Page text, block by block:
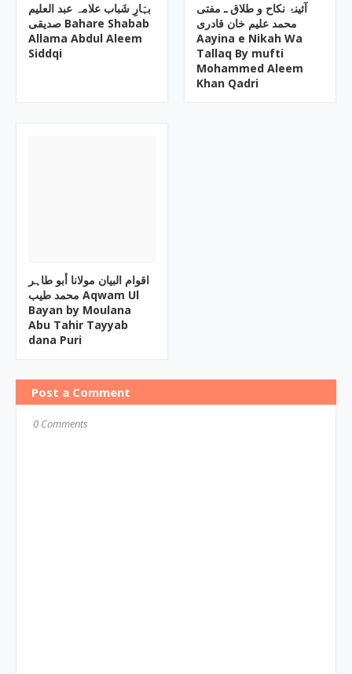
بہَارِ شَباب علامہ عبد العلیم
صدیقی Bahare Shabab
Allama Abdul Aleem
Siddqi
آئینۂ نکاح و طلاق ـ مفتی
محمد علیم خان قادری
Aayina e Nikah Wa
Tallaq By mufti
Mohammed Aleem
Khan Qadri
اقوام البیان مولانا أبو طاہر
محمد طیب Aqwam Ul
Bayan by Moulana
Abu Tahir Tayyab
dana Puri
Post a Comment
0 Comments